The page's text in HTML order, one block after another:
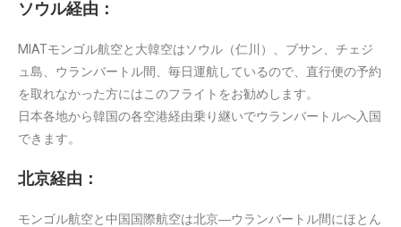
ソウル経由：
MIATモンゴル航空と大韓空はソウル（仁川）、ブサン、チェジ
ュ島、ウランバートル間、毎日運航しているので、直行便の予約
を取れなかった方にはこのフライトをお勧めします。
日本各地から韓国の各空港経由乗り継いでウランバートルへ入国
できます。
北京経由：
モンゴル航空と中国国際航空は北京―ウランバートル間にほとん